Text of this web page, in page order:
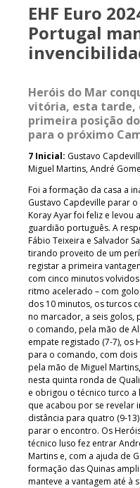
EHF Euro
Portugal
Heróis do Mar
vitória, esta tarde,
primeira posição
para o próximo
7 Inicial: Gustavo
Miguel Martins, André
Foi a formação da casa a
Gustavo Capdeville parar
Koray Ayar foi feliz e levou
guardião português. A
Fábio Teixeira e Salvador
tirando proveito de um
registar a primeira
com cinco minutos
ritmo acelerado – com
dos 10 minutos, os turcos
no marcador, a seis golos,
o comando, pela mão de
empate registado (7-7), os
para o comando, com
pela mão de Miguel
nesta quinta ronda de
e obrigou o técnico turco a
que acabou por se revelar
distância para quatro (9-
parar o encontro. Os
técnico luso fez entrar
Martins e, com a ajuda de
formação das Quinas
manteve a vantagem até à